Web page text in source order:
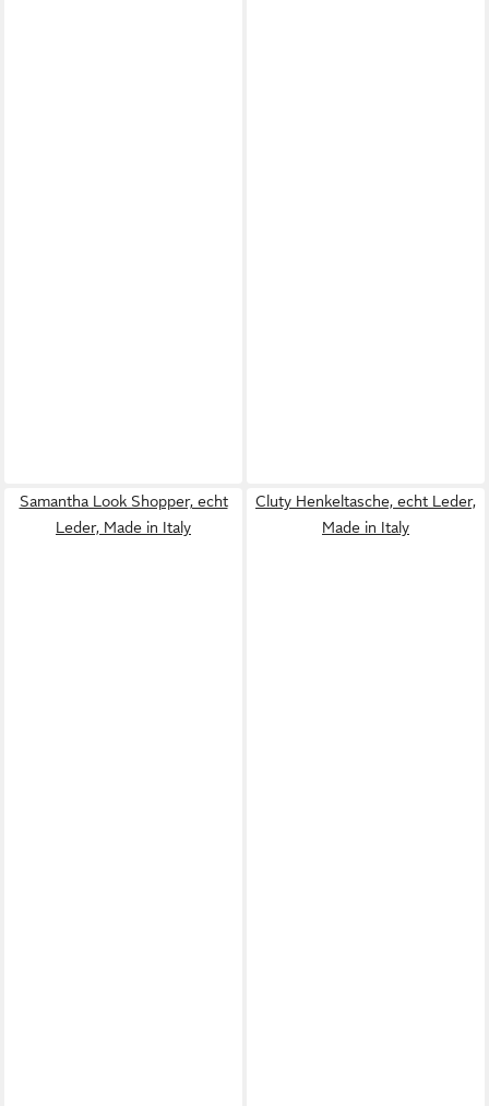
Samantha Look Shopper, echt
Leder, Made in Italy
Cluty Henkeltasche, echt Leder,
Made in Italy